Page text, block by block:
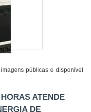
públicas e disponível
ATENDE
DE